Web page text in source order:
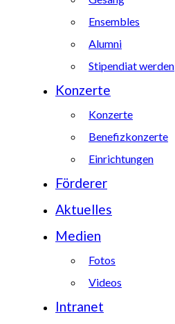
Ensembles
Alumni
Stipendiat werden
Konzerte
Konzerte
Benefizkonzerte
Einrichtungen
Förderer
Aktuelles
Medien
Fotos
Videos
Intranet